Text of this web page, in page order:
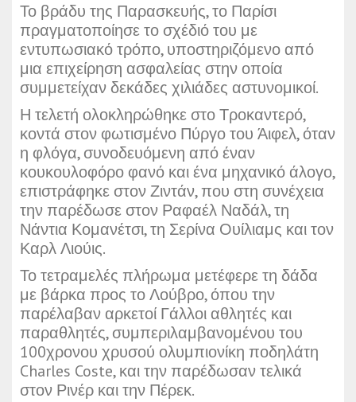
Το βράδυ της Παρασκευής, το Παρίσι
πραγματοποίησε το σχέδιό του με
εντυπωσιακό τρόπο, υποστηριζόμενο από
μια επιχείρηση ασφαλείας στην οποία
συμμετείχαν δεκάδες χιλιάδες αστυνομικοί.
Η τελετή ολοκληρώθηκε στο Τροκαντερό,
κοντά στον φωτισμένο Πύργο του Άιφελ, όταν
η φλόγα, συνοδευόμενη από έναν
κουκουλοφόρο φανό και ένα μηχανικό άλογο,
επιστράφηκε στον Ζιντάν, που στη συνέχεια
την παρέδωσε στον Ραφαέλ Ναδάλ, τη
Νάντια Κομανέτσι, τη Σερίνα Ουίλιαμς και τον
Καρλ Λιούις.
Το τετραμελές πλήρωμα μετέφερε τη δάδα
με βάρκα προς το Λούβρο, όπου την
παρέλαβαν αρκετοί Γάλλοι αθλητές και
παραθλητές, συμπεριλαμβανομένου του
100χρονου χρυσού ολυμπιονίκη ποδηλάτη
Charles Coste, και την παρέδωσαν τελικά
στον Ρινέρ και την Πέρεκ.